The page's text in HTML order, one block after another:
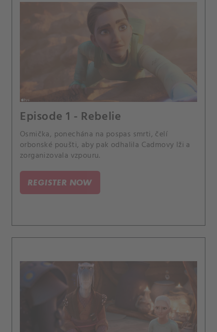
Episode 1 - Rebelie
Osmička, ponechána na pospas smrti, čelí
orbonské poušti, aby pak odhalila Cadmovy lži a
zorganizovala vzpouru.
REGISTER NOW